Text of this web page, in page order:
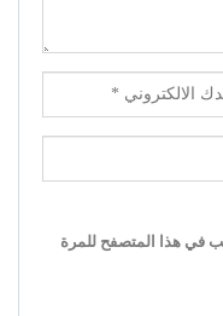
في هذا المتصفح للمرة